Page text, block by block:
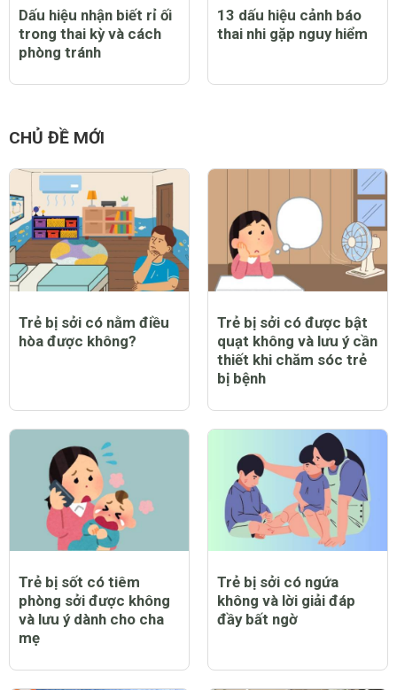
Dấu hiệu nhận biết rỉ ối
trong thai kỳ và cách
phòng tránh
13 dấu hiệu cảnh báo
thai nhi gặp nguy hiểm
CHỦ ĐỀ MỚI
Trẻ bị sởi có nằm điều
hòa được không?
Trẻ bị sởi có được bật
quạt không và lưu ý cần
thiết khi chăm sóc trẻ
bị bệnh
Trẻ bị sốt có tiêm
phòng sởi được không
và lưu ý dành cho cha
mẹ
Trẻ bị sởi có ngứa
không và lời giải đáp
đầy bất ngờ